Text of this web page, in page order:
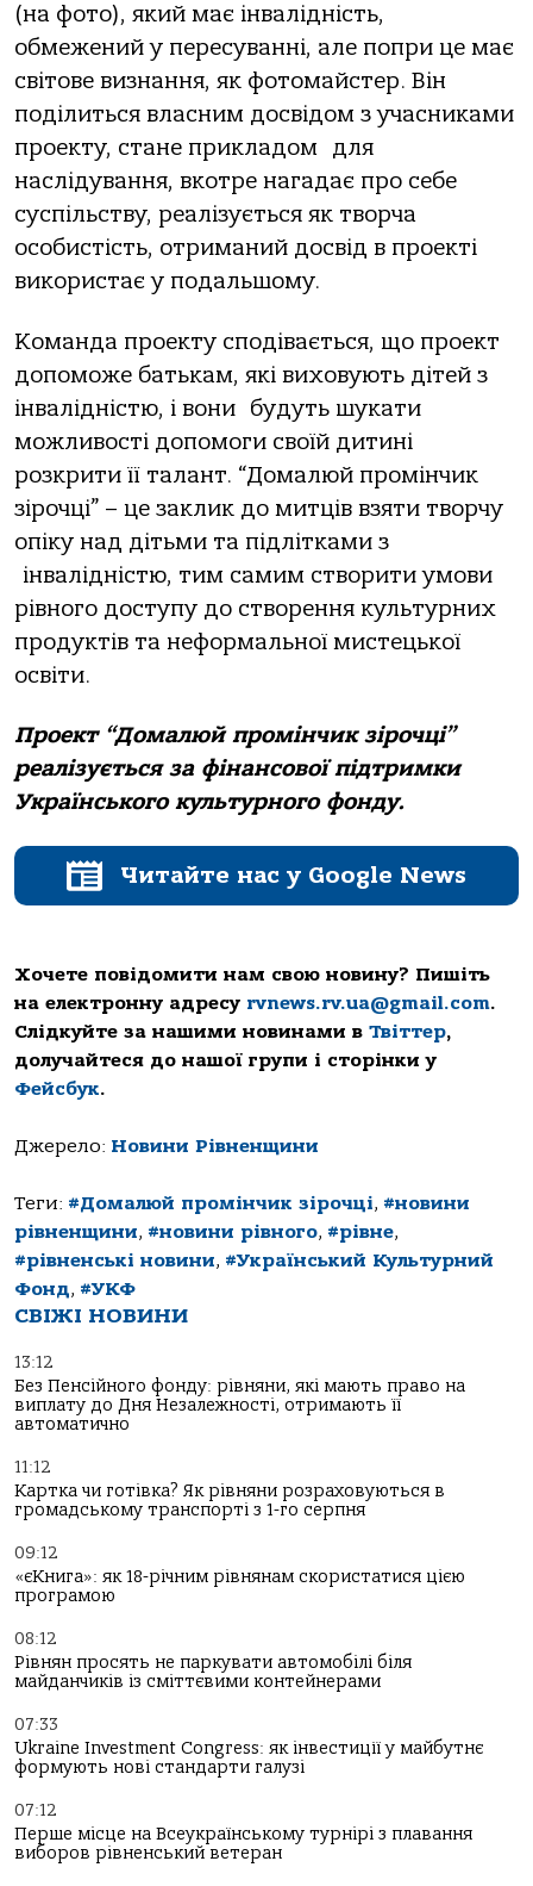
(на фото), який має інвалідність,
обмежений у пересуванні, але попри це має
світове визнання, як фотомайстер. Він
поділиться власним досвідом з учасниками
проекту, стане прикладом для
наслідування, вкотре нагадає про себе
суспільству, реалізується як творча
особистість, отриманий досвід в проекті
використає у подальшому.
Команда проекту сподівається, що проект
допоможе батькам, які виховують дітей з
інвалідністю, і вони будуть шукати
можливості допомоги своїй дитині
розкрити її талант. “Домалюй промінчик
зірочці” – це заклик до митців взяти творчу
опіку над дітьми та підлітками з
інвалідністю, тим самим створити умови
рівного доступу до створення культурних
продуктів та неформальної мистецької
освіти.
Проект “Домалюй промінчик зірочці”
реалізується за фінансової підтримки
Українського культурного фонду.
Читайте нас у Google News
Хочете повідомити нам свою новину? Пишіть
на електронну адресу rvnews.rv.ua@gmail.com.
Слідкуйте за нашими новинами в Твіттер,
долучайтеся до нашої групи і сторінки у
Фейсбук.
Джерело: Новини Рівненщини
Теги: #Домалюй промінчик зірочці, #новини
рівненщини, #новини рівного, #рівне,
#рівненські новини, #Український Культурний
Фонд, #УКФ
СВІЖІ НОВИНИ
13:12
Без Пенсійного фонду: рівняни, які мають право на
виплату до Дня Незалежності, отримають її
автоматично
11:12
Картка чи готівка? Як рівняни розраховуються в
громадському транспорті з 1-го серпня
09:12
«єКнига»: як 18-річним рівнянам скористатися цією
програмою
08:12
Рівнян просять не паркувати автомобілі біля
майданчиків із сміттєвими контейнерами
07:33
Ukraine Investment Congress: як інвестиції у майбутнє
формують нові стандарти галузі
07:12
Перше місце на Всеукраїнському турнірі з плавання
виборов рівненський ветеран